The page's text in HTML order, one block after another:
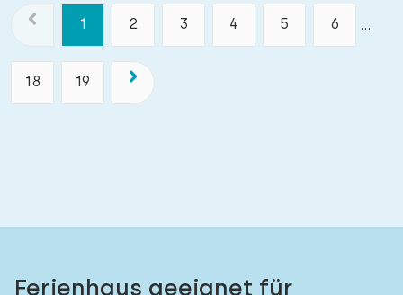
1 2 3 4 5 6 ...
18 19
Ferienhaus geeignet für